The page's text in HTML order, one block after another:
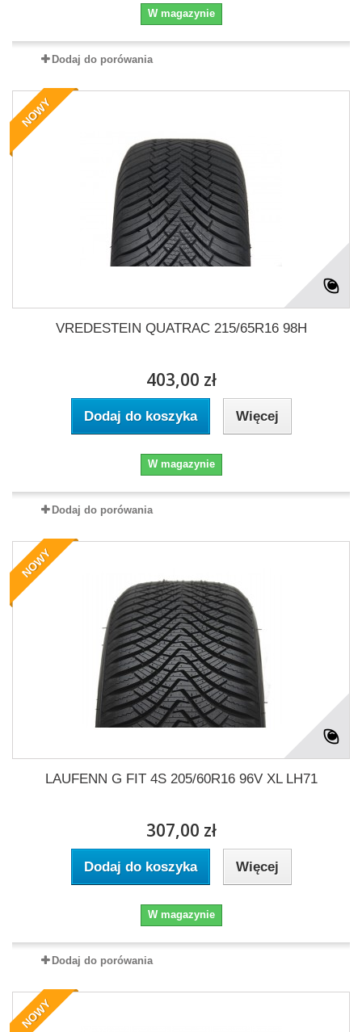
W magazynie
Dodaj do porówania
NOWY
VREDESTEIN QUATRAC 215/65R16 98H
403,00 zł
Dodaj do koszyka Więcej
W magazynie
Dodaj do porówania
NOWY
LAUFENN G FIT 4S 205/60R16 96V XL LH71
307,00 zł
Dodaj do koszyka Więcej
W magazynie
Dodaj do porówania
NOWY